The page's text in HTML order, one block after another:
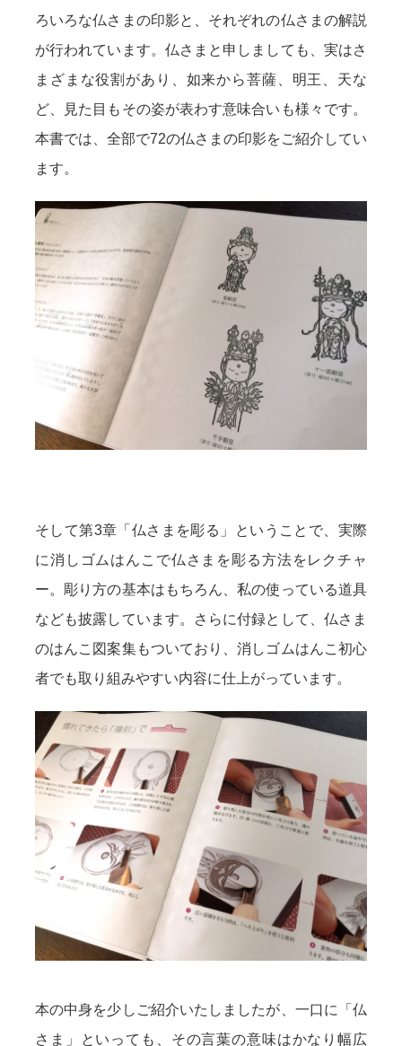
ろいろな仏さまの印影と、それぞれの仏さまの解説
が行われています。仏さまと申しましても、実はさ
まざまな役割があり、如来から菩薩、明王、天な
ど、見た目もその姿が表わす意味合いも様々です。
本書では、全部で72の仏さまの印影をご紹介してい
ます。
そして第3章「仏さまを彫る」ということで、実際
に消しゴムはんこで仏さまを彫る方法をレクチャ
ー。彫り方の基本はもちろん、私の使っている道具
なども披露しています。さらに付録として、仏さま
のはんこ図案集もついており、消しゴムはんこ初心
者でも取り組みやすい内容に仕上がっています。
本の中身を少しご紹介いたしましたが、一口に「仏
さま」といっても、その言葉の意味はかなり幅広